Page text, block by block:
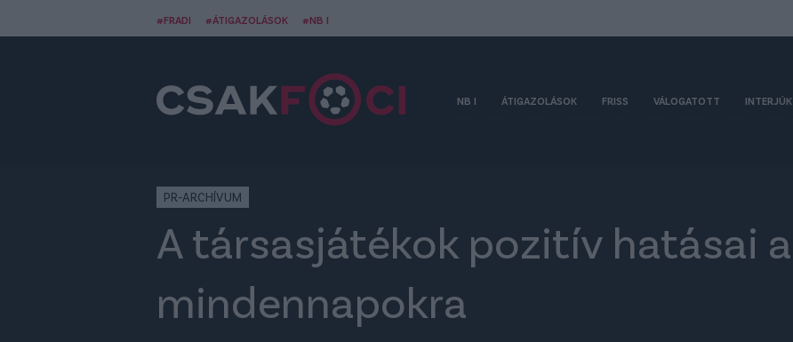
#FRADI #ÁTIGAZOLÁSOK #NB I
NB I ÁTIGAZOLÁSOK FRISS VÁLOGATOTT INTERJÚK
PR-ARCHÍVUM
A társasjátékok pozitív hatásai a
mindennapokra